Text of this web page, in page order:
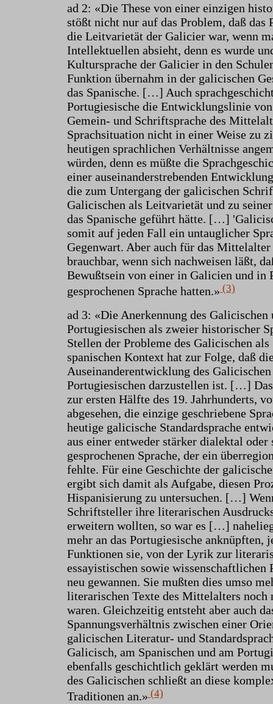
ad 2: «Die These von einer einzigen
stößt nicht nur auf das Problem, daß das
die Leitvarietät der Galicier war, wenn
Intellektuellen absieht, denn es wurde
Kultursprache der Galicier in den
Funktion übernahm in der galicischen
das Spanische. […] Auch
Portugiesische die Entwicklungslinie
Gemein- und Schriftsprache des
Sprachsituation nicht in einer Weise zu
heutigen sprachlichen Verhältnisse
würden, denn es müßte die
einer auseinanderstrebenden
die zum Untergang der galicischen
Galicischen als Leitvarietät und zu
das Spanische geführt hätte. […]
somit auf jeden Fall ein untauglicher
Gegenwart. Aber auch für das
brauchbar, wenn sich nachweisen läßt,
Bewußtsein von einer in Galicien und in
gesprochenen Sprache hatten.» (3)
ad 3: «Die Anerkennung des Galicischen
Portugiesischen als zweier historischer
Stellen der Probleme des Galicischen
spanischen Kontext hat zur Folge, daß
Auseinanderentwicklung des Galicischen
Portugiesischen darzustellen ist. […]
zur ersten Hälfte des 19. Jahrhunderts,
abgesehen, die einzige geschriebene
heutige galicische Standardsprache
aus einer entweder stärker dialektal
gesprochenen Sprache, der ein
fehlte. Für eine Geschichte der
ergibt sich damit als Aufgabe, diesen
Hispanisierung zu untersuchen. […]
Schriftsteller ihre literarischen
erweitern wollten, so war es […]
mehr an das Portugiesische anknüpften,
Funktionen sie, von der Lyrik zur
essayistischen sowie wissenschaftlichen
neu gewannen. Sie mußten dies umso
literarischen Texte des Mittelalters
waren. Gleichzeitig entsteht aber auch
Spannungsverhältnis zwischen einer
galicischen Literatur- und
Galicisch, am Spanischen und am
ebenfalls geschichtlich geklärt werden
des Galicischen schließt an diese
Traditionen an.» (4)